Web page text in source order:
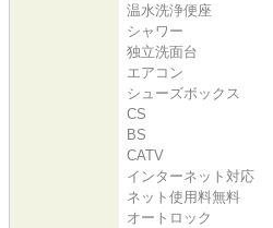
温水洗浄便座
シャワー
独立洗面台
エアコン
シューズボックス
CS
BS
CATV
インターネット対応
ネット使用料無料
オートロック